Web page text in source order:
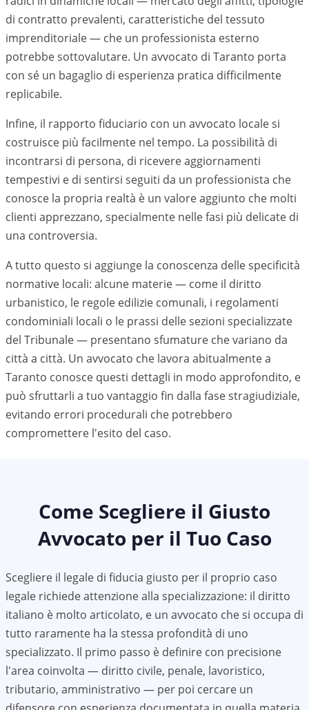
di contratto prevalenti, caratteristiche del tessuto
imprenditoriale — che un professionista esterno
potrebbe sottovalutare. Un avvocato di Taranto porta
con sé un bagaglio di esperienza pratica difficilmente
replicabile.
Infine, il rapporto fiduciario con un avvocato locale si
costruisce più facilmente nel tempo. La possibilità di
incontrarsi di persona, di ricevere aggiornamenti
tempestivi e di sentirsi seguiti da un professionista che
conosce la propria realtà è un valore aggiunto che molti
clienti apprezzano, specialmente nelle fasi più delicate di
una controversia.
A tutto questo si aggiunge la conoscenza delle specificità
normative locali: alcune materie — come il diritto
urbanistico, le regole edilizie comunali, i regolamenti
condominiali locali o le prassi delle sezioni specializzate
del Tribunale — presentano sfumature che variano da
città a città. Un avvocato che lavora abitualmente a
Taranto conosce questi dettagli in modo approfondito, e
può sfruttarli a tuo vantaggio fin dalla fase stragiudiziale,
evitando errori procedurali che potrebbero
compromettere l'esito del caso.
Come Scegliere il Giusto
Avvocato per il Tuo Caso
Scegliere il legale di fiducia giusto per il proprio caso
legale richiede attenzione alla specializzazione: il diritto
italiano è molto articolato, e un avvocato che si occupa di
tutto raramente ha la stessa profondità di uno
specializzato. Il primo passo è definire con precisione
l'area coinvolta — diritto civile, penale, lavoristico,
tributario, amministrativo — per poi cercare un